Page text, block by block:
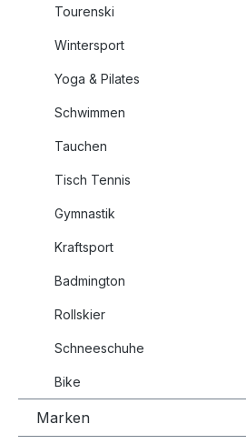
Tourenski
Wintersport
Yoga & Pilates
Schwimmen
Tauchen
Tisch Tennis
Gymnastik
Kraftsport
Badmington
Rollskier
Schneeschuhe
Bike
Marken